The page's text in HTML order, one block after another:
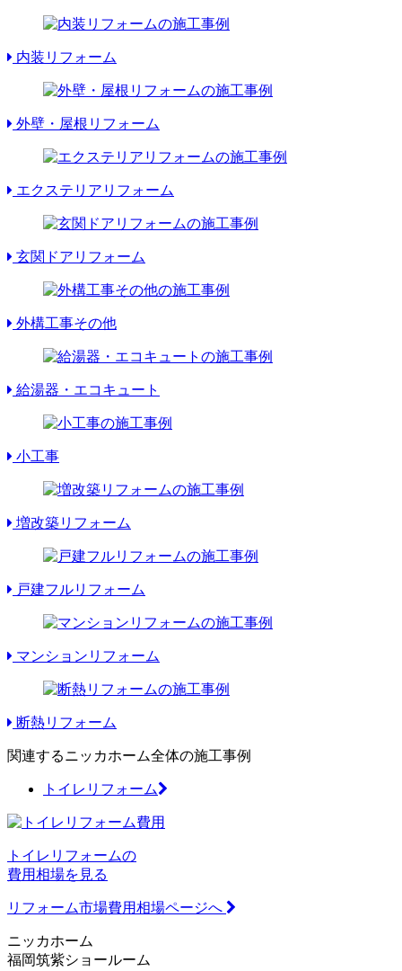
内装リフォーム
外壁・屋根リフォーム
エクステリアリフォーム
玄関ドアリフォーム
外構工事その他
給湯器・エコキュート
小工事
増改築リフォーム
戸建フルリフォーム
マンションリフォーム
断熱リフォーム
関連するニッカホーム全体の施工事例
トイレリフォーム
トイレリフォームの
費用相場を見る
リフォーム市場費用相場ページへ
ニッカホーム
福岡筑紫ショールーム